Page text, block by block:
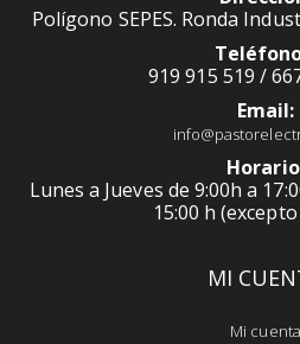
Polígono SEPES. Ronda
919 915 519 /
Email:
Lunes a Jueves de 9:00h a
15:00 h
MI
Mi cuenta